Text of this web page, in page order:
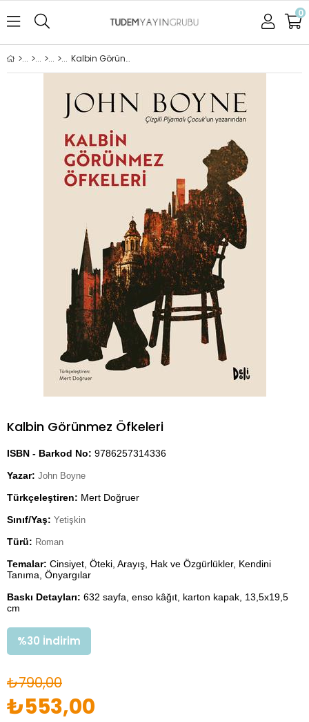
0
Kalbin Görünmez Öfkeleri
Kalbin Görünmez Öfkeleri
ISBN - Barkod No: 9786257314336
Yazar: John Boyne
Türkçeleştiren: Mert Doğruer
Sınıf/Yaş: Yetişkin
Türü: Roman
Temalar: Cinsiyet, Öteki, Arayış, Hak ve Özgürlükler, Kendini
Tanıma, Önyargılar
Baskı Detayları: 632 sayfa, enso kâğıt, karton kapak, 13,5x19,5
cm
%30 İndirim
₺790,00
₺553,00